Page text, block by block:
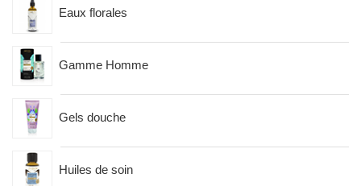
Eaux florales
Gamme Homme
Gels douche
Huiles de soin